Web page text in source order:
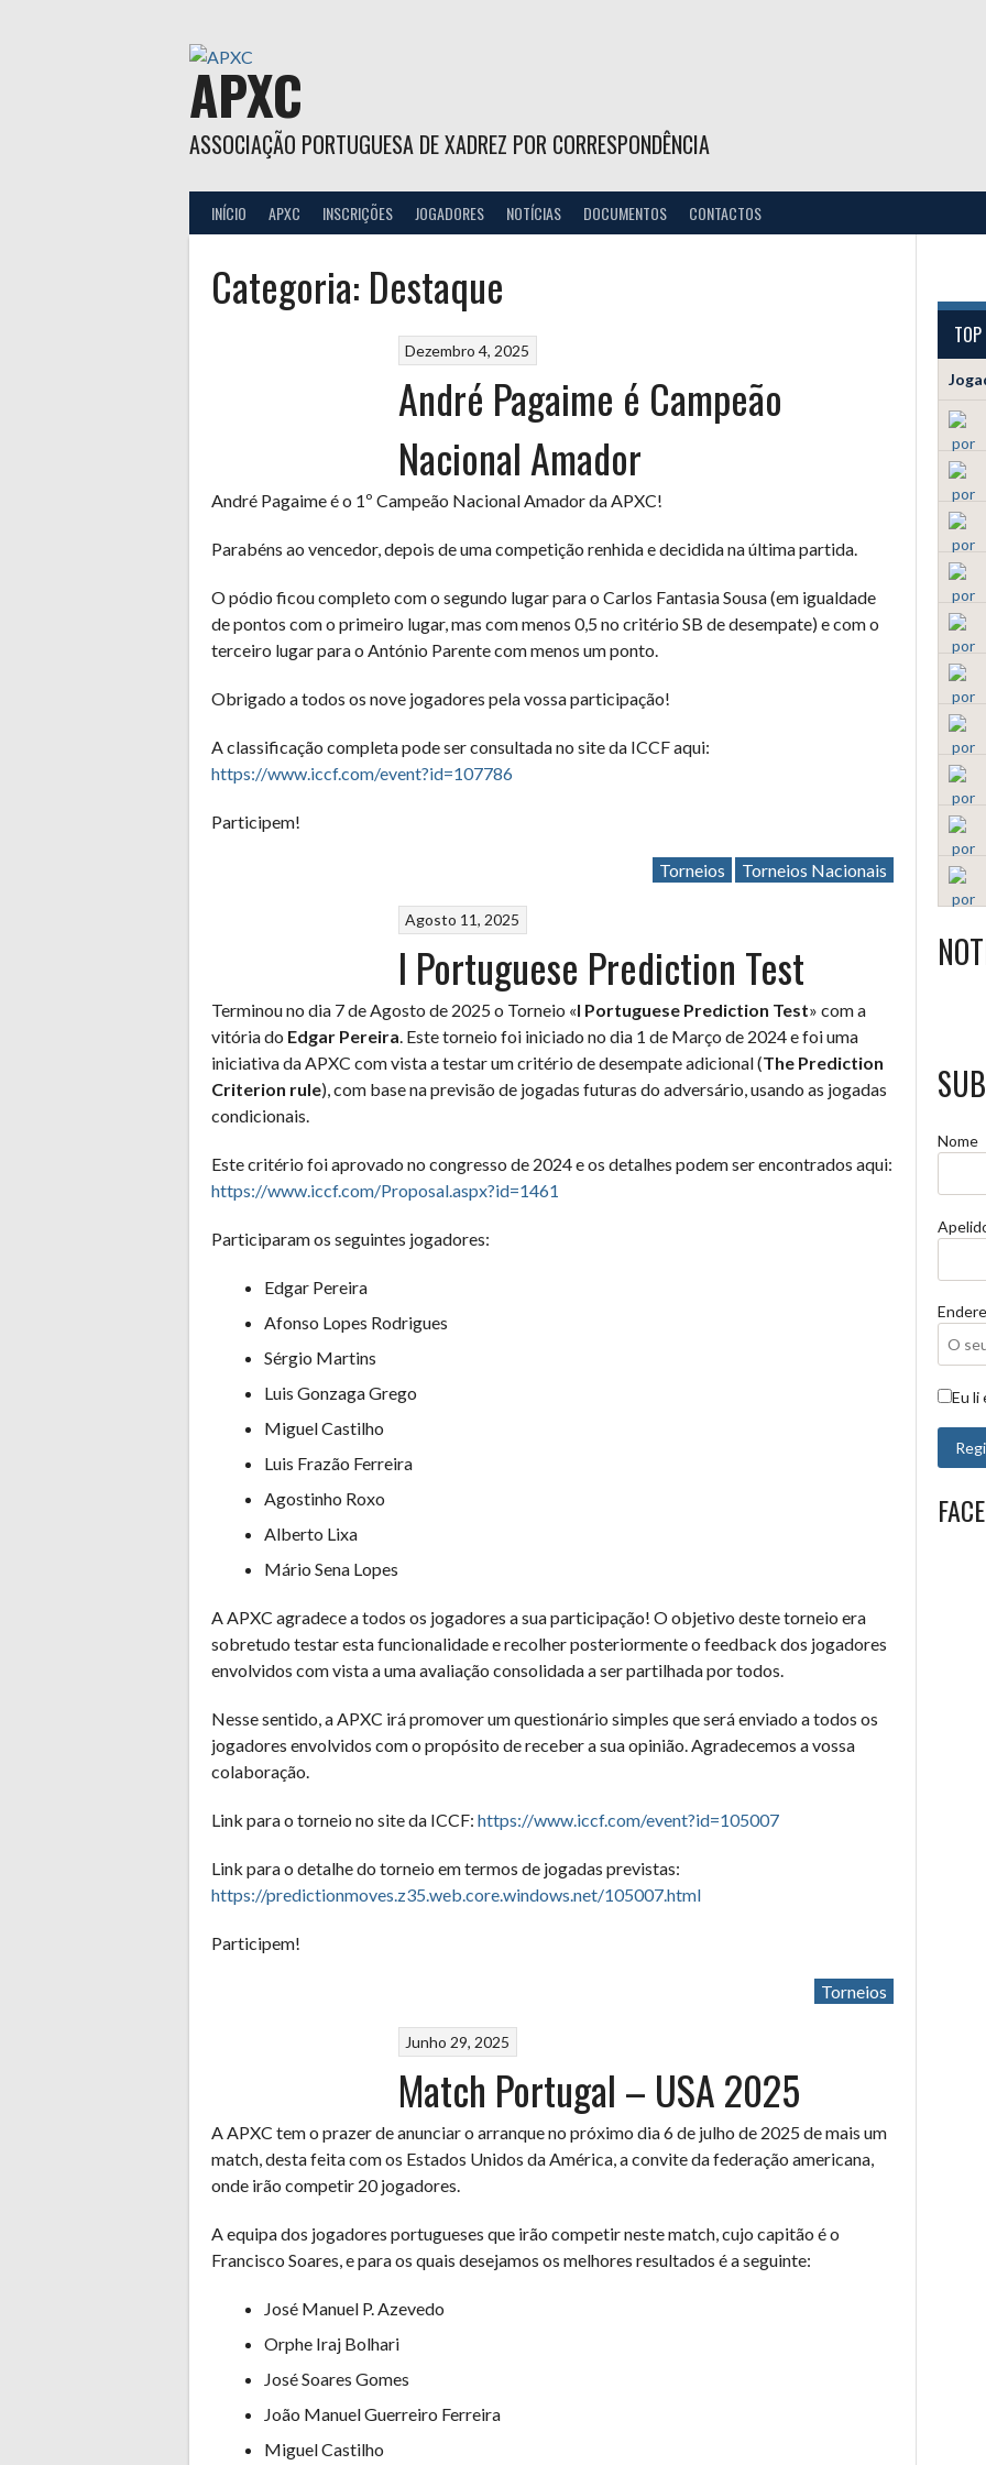
APXC
ASSOCIAÇÃO PORTUGUESA DE XADREZ POR CORRESPONDÊNCIA
INÍCIO APXC INSCRIÇÕES JOGADORES NOTÍCIAS DOCUMENTOS CONTACTOS
Categoria: Destaque
Dezembro 4, 2025
André Pagaime é Campeão
Nacional Amador
André Pagaime é o 1º Campeão Nacional Amador da APXC!
Parabéns ao vencedor, depois de uma competição renhida e decidida na última partida.
O pódio ficou completo com o segundo lugar para o Carlos Fantasia Sousa (em igualdade
de pontos com o primeiro lugar, mas com menos 0,5 no critério SB de desempate) e com o
terceiro lugar para o António Parente com menos um ponto.
Obrigado a todos os nove jogadores pela vossa participação!
A classificação completa pode ser consultada no site da ICCF aqui:
https://www.iccf.com/event?id=107786
Participem!
Torneios Torneios Nacionais
Agosto 11, 2025
I Portuguese Prediction Test
Terminou no dia 7 de Agosto de 2025 o Torneio «I Portuguese Prediction Test» com a
vitória do Edgar Pereira. Este torneio foi iniciado no dia 1 de Março de 2024 e foi uma
iniciativa da APXC com vista a testar um critério de desempate adicional (The Prediction
Criterion rule), com base na previsão de jogadas futuras do adversário, usando as jogadas
condicionais.
Este critério foi aprovado no congresso de 2024 e os detalhes podem ser encontrados aqui:
https://www.iccf.com/Proposal.aspx?id=1461
Participaram os seguintes jogadores:
Edgar Pereira
Afonso Lopes Rodrigues
Sérgio Martins
Luis Gonzaga Grego
Miguel Castilho
Luis Frazão Ferreira
Agostinho Roxo
Alberto Lixa
Mário Sena Lopes
A APXC agradece a todos os jogadores a sua participação! O objetivo deste torneio era
sobretudo testar esta funcionalidade e recolher posteriormente o feedback dos jogadores
envolvidos com vista a uma avaliação consolidada a ser partilhada por todos.
Nesse sentido, a APXC irá promover um questionário simples que será enviado a todos os
jogadores envolvidos com o propósito de receber a sua opinião. Agradecemos a vossa
colaboração.
Link para o torneio no site da ICCF: https://www.iccf.com/event?id=105007
Link para o detalhe do torneio em termos de jogadas previstas:
https://predictionmoves.z35.web.core.windows.net/105007.html
Participem!
Torneios
Junho 29, 2025
Match Portugal – USA 2025
A APXC tem o prazer de anunciar o arranque no próximo dia 6 de julho de 2025 de mais um
match, desta feita com os Estados Unidos da América, a convite da federação americana,
onde irão competir 20 jogadores.
A equipa dos jogadores portugueses que irão competir neste match, cujo capitão é o
Francisco Soares, e para os quais desejamos os melhores resultados é a seguinte:
José Manuel P. Azevedo
Orphe Iraj Bolhari
José Soares Gomes
João Manuel Guerreiro Ferreira
Miguel Castilho
Nome
Eu li